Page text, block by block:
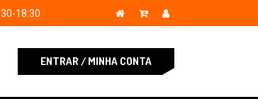
18:30
ENTRAR / MINHA CONTA